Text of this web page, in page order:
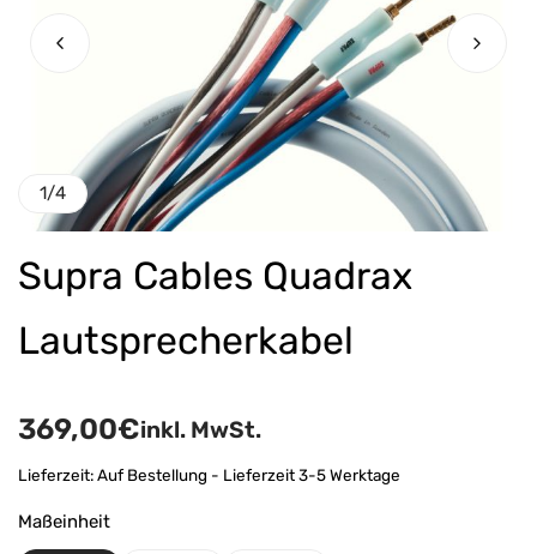
1/4
Supra Cables Quadrax
Lautsprecherkabel
369,00€inkl. MwSt.
Lieferzeit:Auf Bestellung - Lieferzeit 3-5 Werktage
Maßeinheit